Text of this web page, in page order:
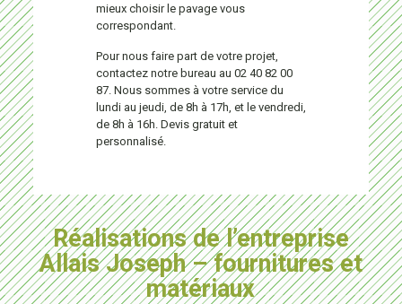
mieux choisir le pavage vous
correspondant.
Pour nous faire part de votre projet,
contactez notre bureau au 02 40 82 00
87. Nous sommes à votre service du
lundi au jeudi, de 8h à 17h, et le vendredi,
de 8h à 16h. Devis gratuit et
personnalisé.
Réalisations de l’entreprise
Allais Joseph – fournitures et
matériaux